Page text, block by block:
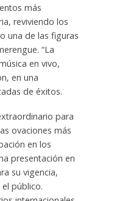
más
reviviendo los
una de las figuras
“La
en vivo,
en una
de éxitos.
para
ovaciones más
en los
presentación en
su vigencia,
público.